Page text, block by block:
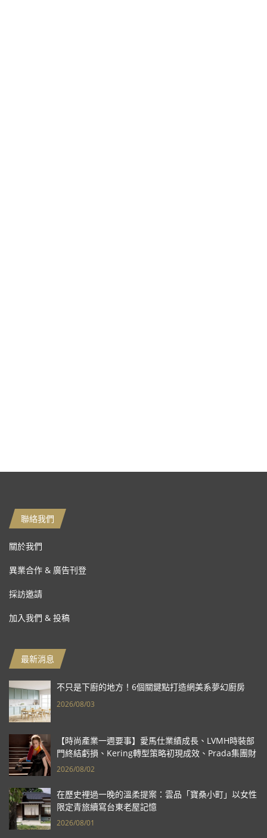
聯絡我們
關於我們
異業合作 & 廣告刊登
採訪邀請
加入我們 & 投稿
最新消息
不只是下廚的地方！6個關鍵點打造網美系夢幻廚房
2026/08/03
【時尚產業一週要事】愛馬仕業績成長、LVMH時裝部
門終結虧損、Kering轉型策略初現成效、Prada集團財
報亮眼
2026/08/02
在歷史裡過一晚的溫柔提案：雲品「寶桑小町」以女性
限定青旅續寫台東老屋記憶
2026/08/01